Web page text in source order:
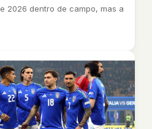
2026 dentro de campo, mas a